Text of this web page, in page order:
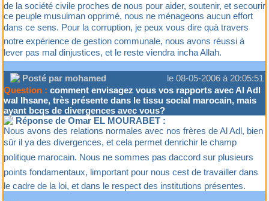
de la société civile proches de nous pour aider, soutenir, et secourir
ce peuple musulman opprimé, nous ne ménageons aucun effort
dans ce sens. Pour la corruption, je peux vous dire quà travers
notre expérience de gestion communale, nous avons réussi à
lever pas mal dinjustices, et le reste viendra incha Allah.
Posté par mohamed
le 08-05-2006 à 20:05:51
Question : comment envisagez vous vos rapports avec Al Adl
wal Ihsane, très présente dans le tissu social marocain, mais
ayant bcqs de divergences avec vous?
Réponse de Omar EL MOURABET :
Nous avons des relations normales avec nos frères de Al Adl, bien
sûr il ya des divergences, et cela permet denrichir le champ
politique marocain. Nous ne sommes pas daccord sur plusieurs
points fondamentaux, limportant pour nous cest de travailler dans
le cadre de la loi, et dans le respect des institutions présentes.